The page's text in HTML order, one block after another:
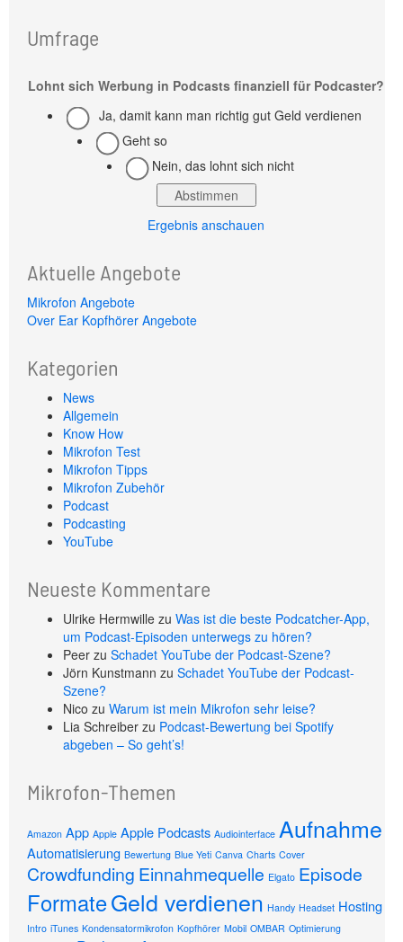
Umfrage
Lohnt sich Werbung in Podcasts finanziell für Podcaster?
Ja, damit kann man richtig gut Geld verdienen
Geht so
Nein, das lohnt sich nicht
Ergebnis anschauen
Aktuelle Angebote
Mikrofon Angebote
Over Ear Kopfhörer Angebote
Kategorien
News
Allgemein
Know How
Mikrofon Test
Mikrofon Tipps
Mikrofon Zubehör
Podcast
Podcasting
YouTube
Neueste Kommentare
Ulrike Hermwille zu Was ist die beste Podcatcher-App,
um Podcast-Episoden unterwegs zu hören?
Peer zu Schadet YouTube der Podcast-Szene?
Jörn Kunstmann zu Schadet YouTube der Podcast-
Szene?
Nico zu Warum ist mein Mikrofon sehr leise?
Lia Schreiber zu Podcast-Bewertung bei Spotify
abgeben – So geht’s!
Mikrofon-Themen
Amazon App Apple Apple Podcasts Audiointerface Aufnahme
Automatisierung Bewertung Blue Yeti Canva Charts Cover
Crowdfunding Einnahmequelle Elgato Episode
FormateGeld verdienen Handy Headset Hosting
Intro iTunes Kondensatormikrofon Kopfhörer Mobil OMBAR Optimierung